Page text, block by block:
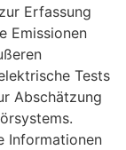
Erfassung
Emissionen
Tests
Abschätzung
Informationen